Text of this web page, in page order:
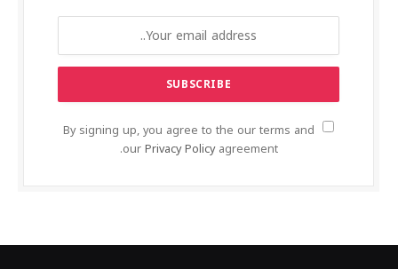
By signing up, you agree to the our terms and
ourPrivacy Policyagreement.